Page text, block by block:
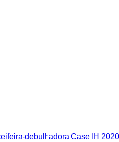
debulhadora Case IH 2020